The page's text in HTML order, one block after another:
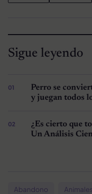
Sigue leyendo
Perro se
y juegan todos
¿Es cierto que
Un Análisis
Abandono Animales